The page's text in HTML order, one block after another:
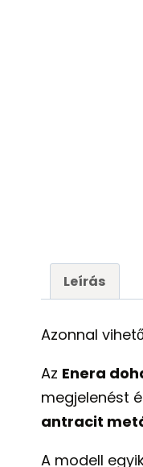
Leírás
Azonnal
Az Enera
megjelenést
antracit
A modell